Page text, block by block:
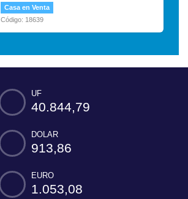
Casa en Venta
Código: 18639
UF
40.844,79
DOLAR
913,86
EURO
1.053,08